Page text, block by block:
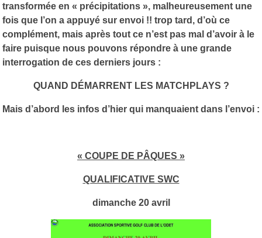
transformée en « précipitations », malheureusement une
fois que l’on a appuyé sur envoi !! trop tard, d’où ce
complément, mais après tout ce n’est pas mal d’avoir à le
faire puisque nous pouvons répondre à une grande
interrogation de ces derniers jours :
QUAND DÉMARRENT LES MATCHPLAYS ?
Mais d’abord les infos d’hier qui manquaient dans l’envoi :
« COUPE DE PÂQUES »
QUALIFICATIVE SWC
dimanche 20 avril